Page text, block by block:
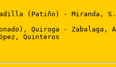
(Patiño) - Miranda,
Quiroga - Zabalaga,
Quinteros